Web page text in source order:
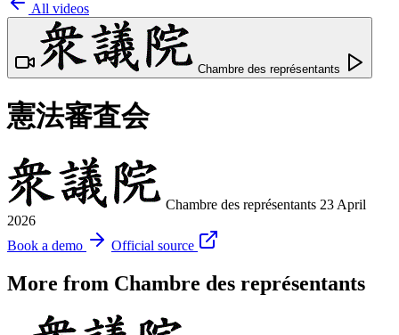
All videos
Chambre des représentants
憲法審査会
Chambre des représentants 23 April
2026
Book a demo
Official source
More from Chambre des représentants